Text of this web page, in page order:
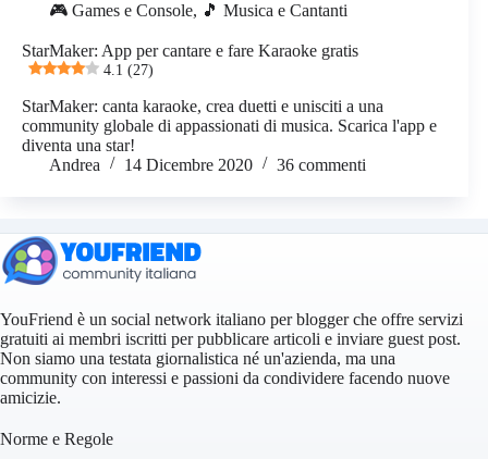
🎮 Games e Console, 🎵 Musica e Cantanti
StarMaker: App per cantare e fare Karaoke gratis
4.1 (27)
StarMaker: canta karaoke, crea duetti e unisciti a una
community globale di appassionati di musica. Scarica l'app e
diventa una star!
Andrea
14 Dicembre 2020 36 commenti
YouFriend è un social network italiano per blogger che offre servizi
gratuiti ai membri iscritti per pubblicare articoli e inviare guest post.
Non siamo una testata giornalistica né un'azienda, ma una
community con interessi e passioni da condividere facendo nuove
amicizie.
Norme e Regole